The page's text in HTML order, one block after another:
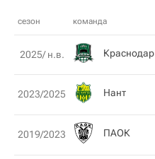
сезон команда
2025/ н.в. Краснодар
2023/2025 Нант
2019/2023 ПАОК